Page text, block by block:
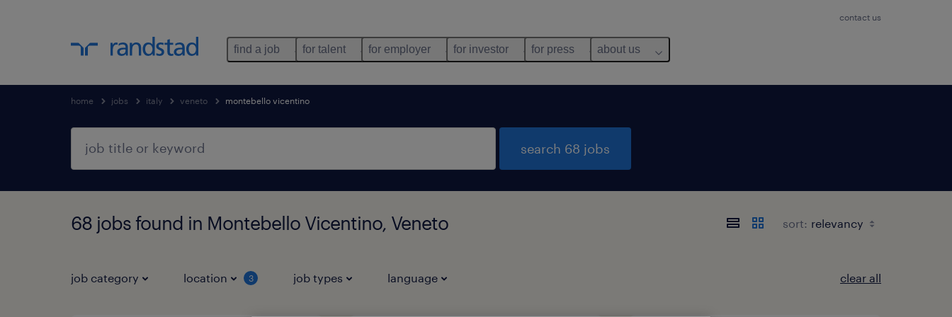
contact us
find a job for talent for employer for investor for press about us
home jobs italy veneto montebello vicentino
search 68 jobs
68 jobs found in Montebello Vicentino, Veneto sort:
job category location 3 job types language clear all